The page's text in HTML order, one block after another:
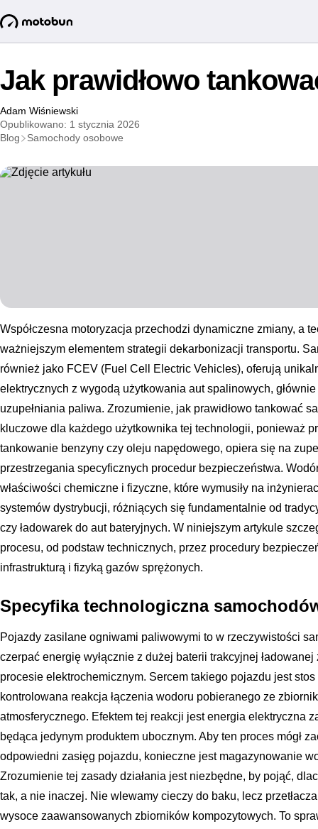
Jak prawidłowo
Adam Wiśniewski
Opublikowano: 1 stycznia 2026
Blog
Samochody osobowe
Współczesna motoryzacja przechodzi dynamiczne zmiany, a
ważniejszym elementem strategii dekarbonizacji transportu.
również jako FCEV (Fuel Cell Electric Vehicles), oferują
elektrycznych z wygodą użytkowania aut spalinowych,
uzupełniania paliwa. Zrozumienie, jak prawidłowo tankować
kluczowe dla każdego użytkownika tej technologii, ponieważ
tankowanie benzyny czy oleju napędowego, opiera się na
przestrzegania specyficznych procedur bezpieczeństwa.
właściwości chemiczne i fizyczne, które wymusiły na
systemów dystrybucji, różniących się fundamentalnie od
czy ładowarek do aut bateryjnych. W niniejszym artykule
procesu, od podstaw technicznych, przez procedury
infrastrukturą i fizyką gazów sprężonych.
Specyfika technologiczna
Pojazdy zasilane ogniwami paliwowymi to w rzeczywistości
czerpać energię wyłącznie z dużej baterii trakcyjnej
procesie elektrochemicznym. Sercem takiego pojazdu jest
kontrolowana reakcja łączenia wodoru pobieranego ze
atmosferycznego. Efektem tej reakcji jest energia elektryczna
będąca jedynym produktem ubocznym. Aby ten proces mógł
odpowiedni zasięg pojazdu, konieczne jest magazynowanie
Zrozumienie tej zasady działania jest niezbędne, by pojąć,
tak, a nie inaczej. Nie wlewamy cieczy do baku, lecz
wysoce zaawansowanych zbiorników kompozytowych. To